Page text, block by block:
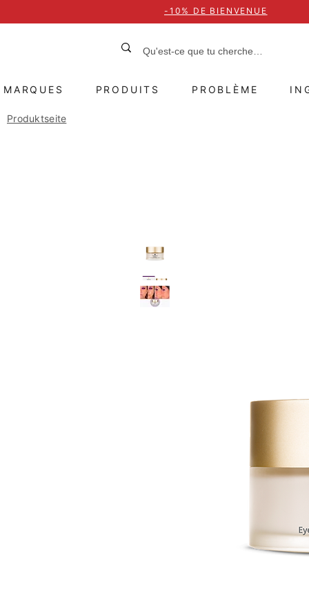
-10% DE BIENVENUE
MARQUES PRODUITS PROBLÈME
Produktseite